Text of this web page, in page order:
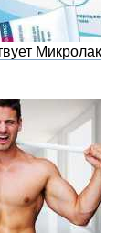
Микролакс у